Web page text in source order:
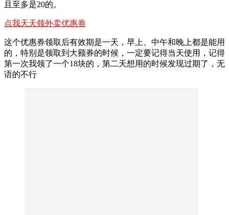
且至多是20的。
点我天天领外卖优惠券
这个优惠券领取后有效期是一天，早上、中午和晚上都是能用
的，特别是领取到大额券的时候，一定要记得当天使用，记得
第一次我领了一个18块的，第二天想用的时候发现过期了，无
语的不行